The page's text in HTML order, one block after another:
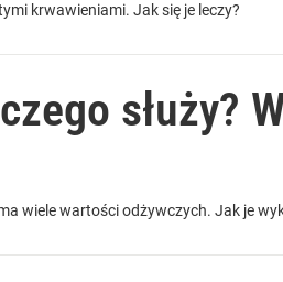
krwawieniami. Jak się je leczy?
służy?
wiele wartości odżywczych. Jak je